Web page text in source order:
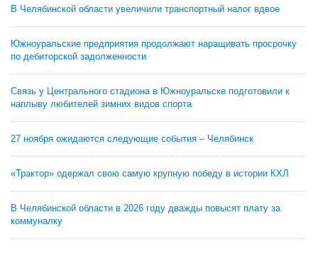
В Челябинской области увеличили транспортный налог вдвое
Южноуральские предприятия продолжают наращивать просрочку
по дебиторской задолженности
Связь у Центрального стадиона в Южноуральске подготовили к
наплыву любителей зимних видов спорта
27 ноября ожидаются следующие события – Челябинск
«Трактор» одержал свою самую крупную победу в истории КХЛ
В Челябинской области в 2026 году дважды повысят плату за
коммуналку